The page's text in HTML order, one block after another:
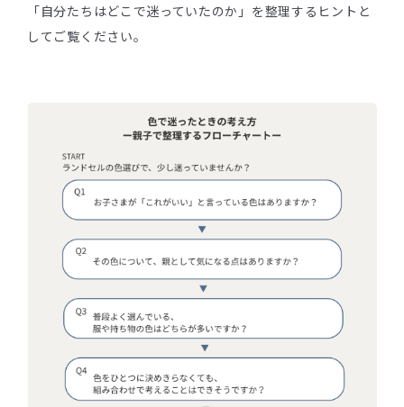
「自分たちはどこで迷っていたのか」を整理するヒントと
してご覧ください。